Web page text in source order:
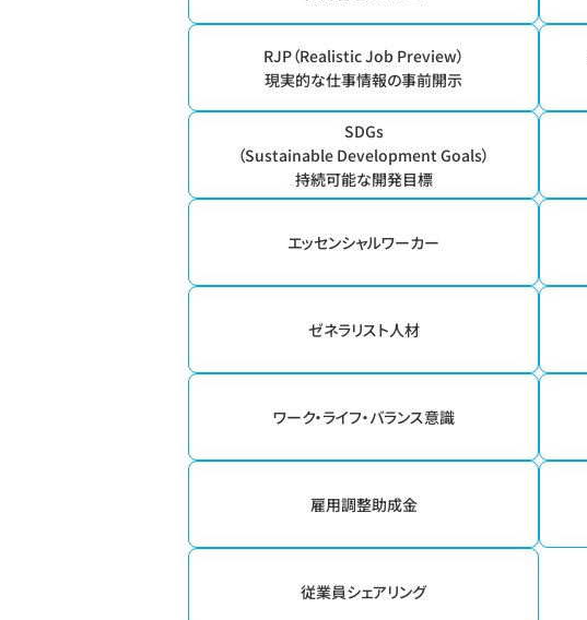
RJP（Realistic Job Preview）
現実的な仕事情報の事前開示
SDGs
（Sustainable Development Goals）
持続可能な開発目標
エッセンシャルワーカー
ゼネラリスト人材
ワーク・ライフ・バランス意識
雇用調整助成金
従業員シェアリング